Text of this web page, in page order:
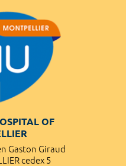
OF
Gaston Giraud
cedex 5